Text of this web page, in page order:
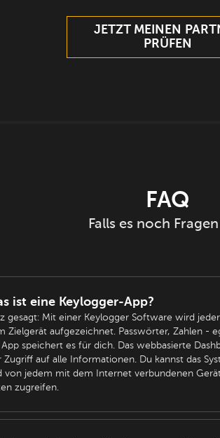
JETZT MEINEN
PRÜFEN
FAQ
Falls es noch
ist eine Keylogger-App?
gesagt: Mit einer Keylogger Software wird
Zielgerät aufgezeichnet. Passwörter, Zahlen -
speichert es für dich. Das webbasierte
Zugriff auf alle Informationen. Du kannst das
von jedem mit dem Internet verbundenen
zugreifen.